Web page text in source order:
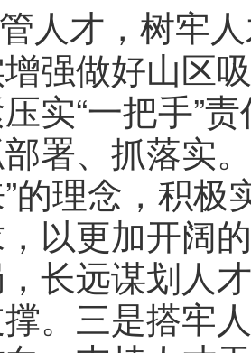
人才， 树牢
强做好山区
实“一把手”
署、抓落实
的理念，积
以更加开阔
长远谋划人
。三是搭牢